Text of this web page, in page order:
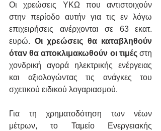
Οι χρεώσεις ΥΚΩ που αντιστοιχούν
στην περίοδο αυτήν για τις εν λόγω
επιχειρήσεις ανέρχονται σε 63 εκατ.
ευρώ. Οι χρεώσεις θα καταβληθούν
όταν θα αποκλιμακωθούν οι τιμές στη
χονδρική αγορά ηλεκτρικής ενέργειας
και αξιολογώντας τις ανάγκες του
σχετικού ειδικού λογαριασμού.
Για τη χρηματοδότηση των νέων
μέτρων, το Ταμείο Ενεργειακής